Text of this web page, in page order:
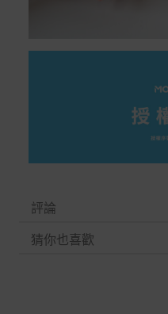
評論
猜你也喜歡